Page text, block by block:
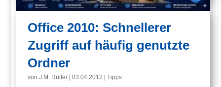
Office 2010: Schnellerer
Zugriff auf häufig genutzte
Ordner
vonJ.M. Rütter |03.04.2012 |Tipps